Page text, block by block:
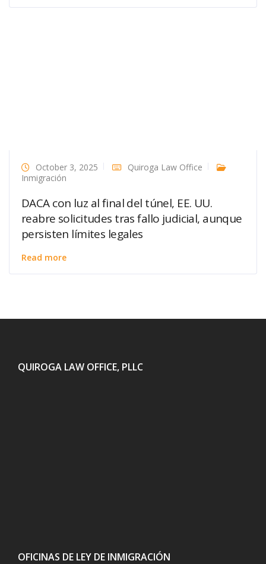
October 3, 2025
Quiroga Law Office
Inmigración
DACA con luz al final del túnel, EE. UU.
reabre solicitudes tras fallo judicial, aunque
persisten límites legales
Read more
QUIROGA LAW OFFICE, PLLC
OFICINAS DE LEY DE INMIGRACIÓN